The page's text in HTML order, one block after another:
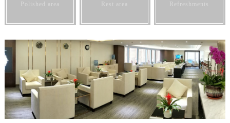
Polished area Rest area Refreshments